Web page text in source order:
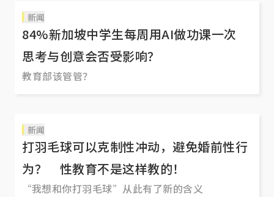
新闻
84%新加坡中学生每周用AI做功课一次
思考与创意会否受影响？
教育部该管管？
新闻
打羽毛球可以克制性冲动，避免婚前性行
为？ 性教育不是这样教的！
“我想和你打羽毛球”从此有了新的含义